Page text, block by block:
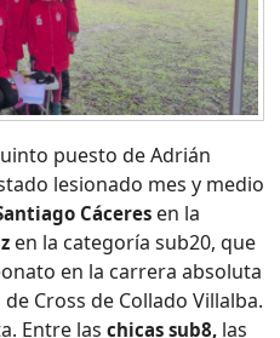
puesto de Adrián
lesionado mes y medio
Cáceresen la
en la categoría sub20, que
en la carrera absoluta
Cross de Collado Villalba.
Entre las chicas sub8,las